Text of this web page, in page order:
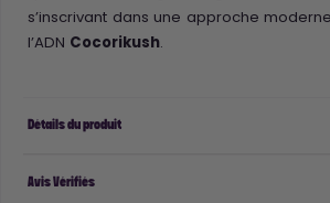
s’inscrivant dans une approche
l’ADN Cocorikush.
Détails du produit
Avis Vérifiés